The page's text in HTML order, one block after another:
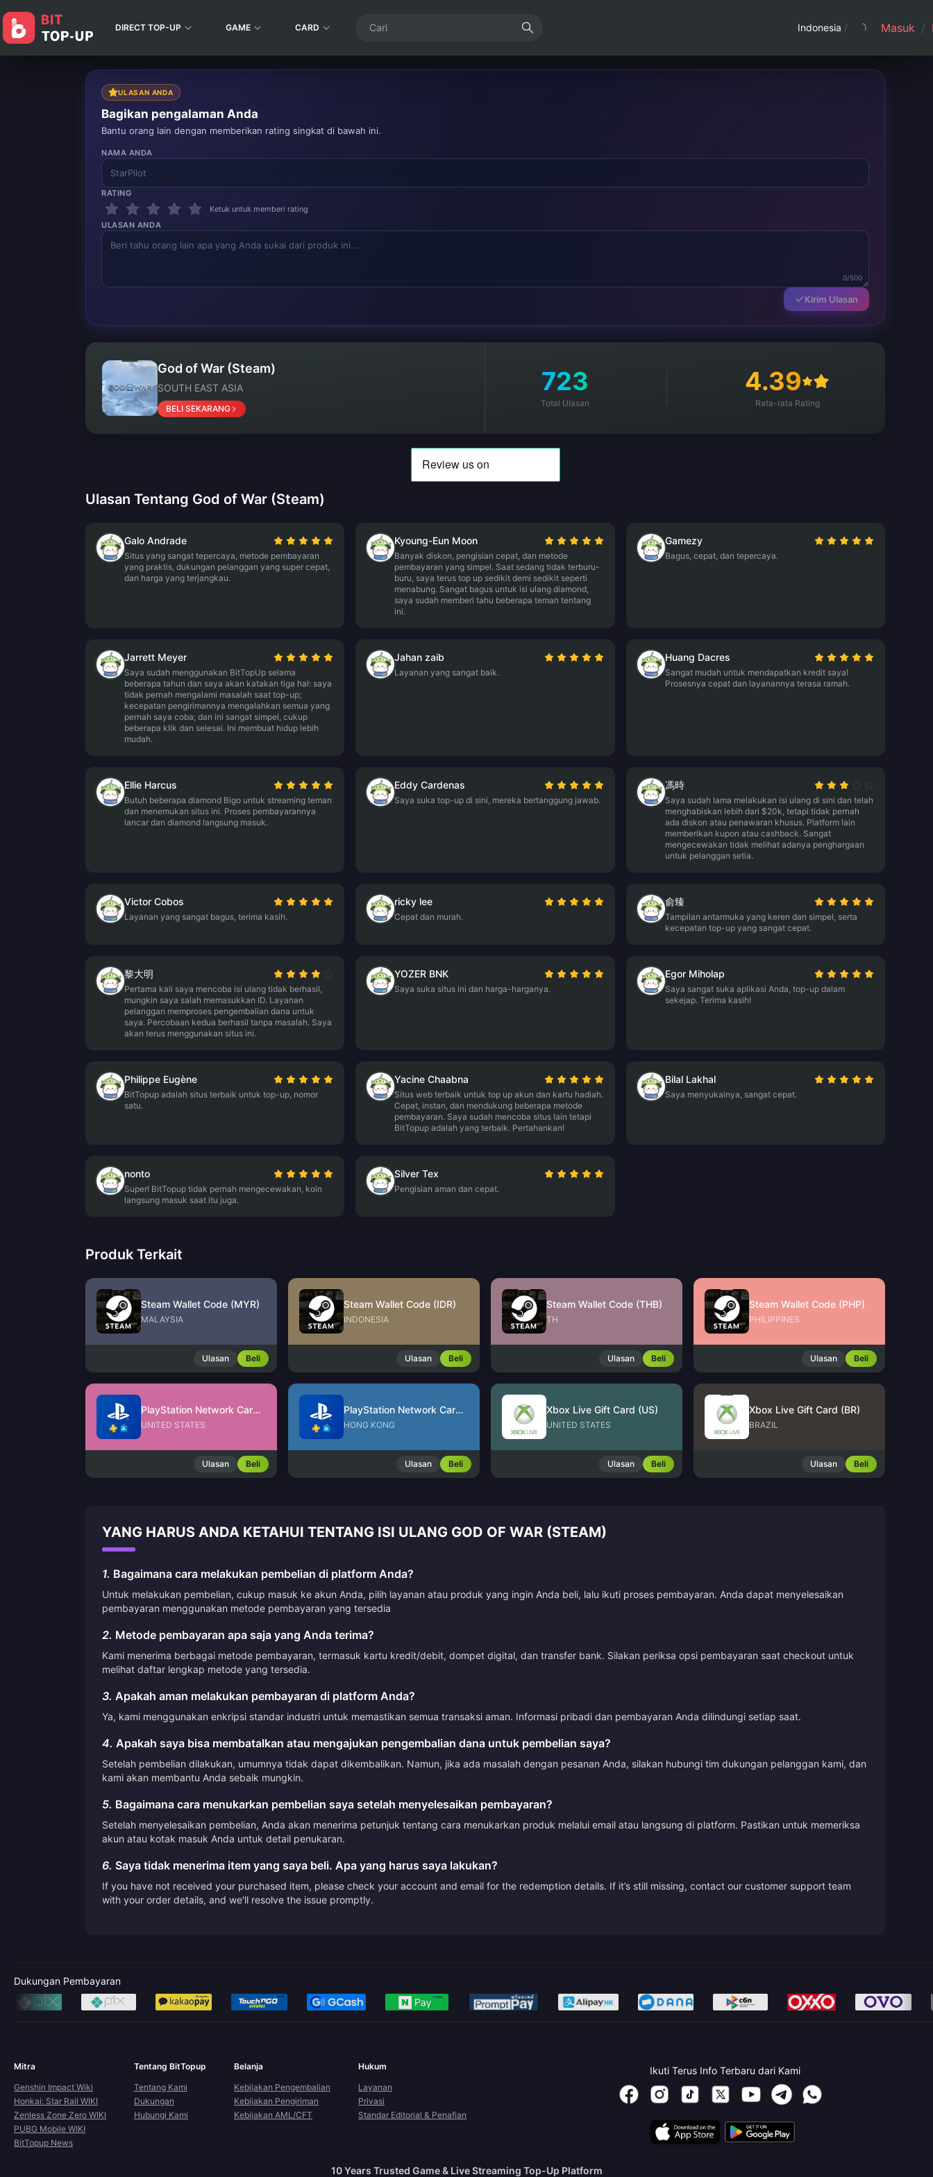
DIRECT TOP-UP GAME CARD Indonesia / Masuk /
ULASAN ANDA
Bagikan pengalaman Anda
Bantu orang lain dengan memberikan rating singkat di bawah ini.
NAMA ANDA
RATING
Ketuk untuk memberi rating
ULASAN ANDA
0/500
Kirim Ulasan
God of War (Steam)
SOUTH EAST ASIA
BELI SEKARANG
723
Total Ulasan
4.39
Rata-rata Rating
Ulasan Tentang God of War (Steam)
Galo Andrade
Situs yang sangat tepercaya, metode pembayaran
yang praktis, dukungan pelanggan yang super cepat,
dan harga yang terjangkau.
Kyoung-Eun Moon
Banyak diskon, pengisian cepat, dan metode
pembayaran yang simpel. Saat sedang tidak terburu-
buru, saya terus top up sedikit demi sedikit seperti
menabung. Sangat bagus untuk isi ulang diamond,
saya sudah memberi tahu beberapa teman tentang
ini.
Gamezy
Bagus, cepat, dan tepercaya.
Jarrett Meyer
Saya sudah menggunakan BitTopUp selama
beberapa tahun dan saya akan katakan tiga hal: saya
tidak pernah mengalami masalah saat top-up;
kecepatan pengirimannya mengalahkan semua yang
pernah saya coba; dan ini sangat simpel, cukup
beberapa klik dan selesai. Ini membuat hidup lebih
mudah.
Jahan zaib
Layanan yang sangat baik.
Huang Dacres
Sangat mudah untuk mendapatkan kredit saya!
Prosesnya cepat dan layanannya terasa ramah.
Ellie Harcus
Butuh beberapa diamond Bigo untuk streaming teman
dan menemukan situs ini. Proses pembayarannya
lancar dan diamond langsung masuk.
Eddy Cardenas
Saya suka top-up di sini, mereka bertanggung jawab.
馮時
Saya sudah lama melakukan isi ulang di sini dan telah
menghabiskan lebih dari $20k, tetapi tidak pernah
ada diskon atau penawaran khusus. Platform lain
memberikan kupon atau cashback. Sangat
mengecewakan tidak melihat adanya penghargaan
untuk pelanggan setia.
Victor Cobos
Layanan yang sangat bagus, terima kasih.
ricky lee
Cepat dan murah.
俞臻
Tampilan antarmuka yang keren dan simpel, serta
kecepatan top-up yang sangat cepat.
黎大明
Pertama kali saya mencoba isi ulang tidak berhasil,
mungkin saya salah memasukkan ID. Layanan
pelanggan memproses pengembalian dana untuk
saya. Percobaan kedua berhasil tanpa masalah. Saya
akan terus menggunakan situs ini.
YOZER BNK
Saya suka situs ini dan harga-harganya.
Egor Miholap
Saya sangat suka aplikasi Anda, top-up dalam
sekejap. Terima kasih!
Philippe Eugène
BitTopup adalah situs terbaik untuk top-up, nomor
satu.
Yacine Chaabna
Situs web terbaik untuk top up akun dan kartu hadiah.
Cepat, instan, dan mendukung beberapa metode
pembayaran. Saya sudah mencoba situs lain tetapi
BitTopup adalah yang terbaik. Pertahankan!
Bilal Lakhal
Saya menyukainya, sangat cepat.
nonto
Super! BitTopup tidak pernah mengecewakan, koin
langsung masuk saat itu juga.
Silver Tex
Pengisian aman dan cepat.
Produk Terkait
Steam Wallet Code (MYR)
MALAYSIA
Ulasan Beli
Steam Wallet Code (IDR)
INDONESIA
Ulasan Beli
Steam Wallet Code (THB)
TH
Ulasan Beli
Steam Wallet Code (PHP)
PHILIPPINES
Ulasan Beli
PlayStation Network Card (US)
UNITED STATES
Ulasan Beli
PlayStation Network Card (HK)
HONG KONG
Ulasan Beli
Xbox Live Gift Card (US)
UNITED STATES
Ulasan Beli
Xbox Live Gift Card (BR)
BRAZIL
Ulasan Beli
YANG HARUS ANDA KETAHUI TENTANG ISI ULANG GOD OF WAR (STEAM)
1. Bagaimana cara melakukan pembelian di platform Anda?
Untuk melakukan pembelian, cukup masuk ke akun Anda, pilih layanan atau produk yang ingin Anda beli, lalu ikuti proses pembayaran. Anda dapat menyelesaikan
pembayaran menggunakan metode pembayaran yang tersedia
2. Metode pembayaran apa saja yang Anda terima?
Kami menerima berbagai metode pembayaran, termasuk kartu kredit/debit, dompet digital, dan transfer bank. Silakan periksa opsi pembayaran saat checkout untuk
melihat daftar lengkap metode yang tersedia.
3. Apakah aman melakukan pembayaran di platform Anda?
Ya, kami menggunakan enkripsi standar industri untuk memastikan semua transaksi aman. Informasi pribadi dan pembayaran Anda dilindungi setiap saat.
4. Apakah saya bisa membatalkan atau mengajukan pengembalian dana untuk pembelian saya?
Setelah pembelian dilakukan, umumnya tidak dapat dikembalikan. Namun, jika ada masalah dengan pesanan Anda, silakan hubungi tim dukungan pelanggan kami, dan
kami akan membantu Anda sebaik mungkin.
5. Bagaimana cara menukarkan pembelian saya setelah menyelesaikan pembayaran?
Setelah menyelesaikan pembelian, Anda akan menerima petunjuk tentang cara menukarkan produk melalui email atau langsung di platform. Pastikan untuk memeriksa
akun atau kotak masuk Anda untuk detail penukaran.
6. Saya tidak menerima item yang saya beli. Apa yang harus saya lakukan?
If you have not received your purchased item, please check your account and email for the redemption details. If it’s still missing, contact our customer support team
with your order details, and we'll resolve the issue promptly.
Dukungan Pembayaran
Mitra
Genshin Impact Wiki
Honkai: Star Rail WIKI
Zenless Zone Zero WIKI
PUBG Mobile WIKI
BitTopup News
Tentang BitTopup
Tentang Kami
Dukungan
Hubungi Kami
Belanja
Kebijakan Pengembalian
Kebijakan Pengiriman
Kebijakan AML/CFT
Hukum
Layanan
Privasi
Standar Editorial & Penafian
Ikuti Terus Info Terbaru dari Kami
10 Years Trusted Game & Live Streaming Top-Up Platform